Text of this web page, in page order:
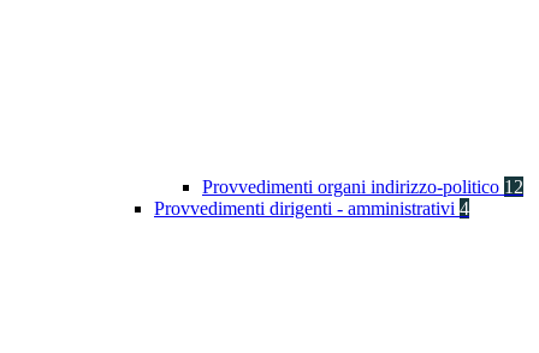
Provvedimenti organi indirizzo-politico 12
Provvedimenti dirigenti - amministrativi 4